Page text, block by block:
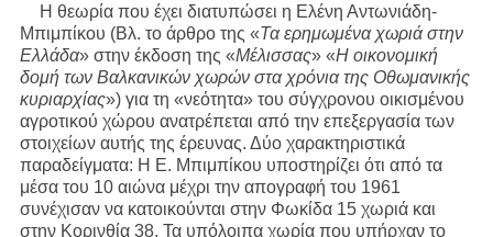
Η θεωρία που έχει διατυπώσει η Ελένη Αντωνιάδη-
Μπιμπίκου (Βλ. το άρθρο της «Τα ερημωμένα χωριά στην
Ελλάδα» στην έκδοση της «Μέλισσας» «Η οικονομική
δομή των Βαλκανικών χωρών στα χρόνια της Οθωμανικής
κυριαρχίας») για τη «νεότητα» του σύγχρονου οικισμένου
αγροτικού χώρου ανατρέπεται από την επεξεργασία των
στοιχείων αυτής της έρευνας. Δύο χαρακτηριστικά
παραδείγματα: Η Ε. Μπιμπίκου υποστηρίζει ότι από τα
μέσα του 10 αιώνα μέχρι την απογραφή του 1961
συνέχισαν να κατοικούνται στην Φωκίδα 15 χωριά και
στην Κορινθία 38. Τα υπόλοιπα χωρία που υπήρχαν το